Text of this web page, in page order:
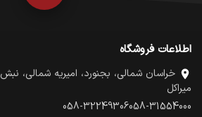
اطلاعات فروشگاه
خراسان شمالی، بجنورد، امیریه شمالی،
میراکل
058-31554000
058-32249306